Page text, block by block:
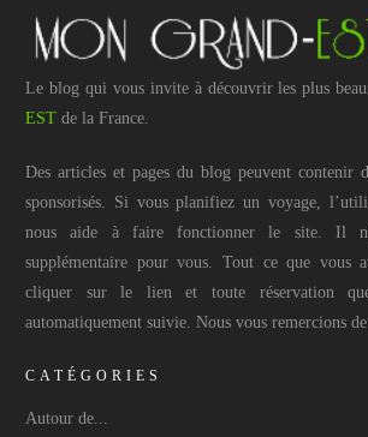
Le blog qui vous invite à découvrir les plus
EST de la France.
Des articles et pages du blog peuvent contenir
sponsorisés. Si vous planifiez un voyage,
nous aide à faire fonctionner le site. Il
supplémentaire pour vous. Tout ce que vous
cliquer sur le lien et toute réservation
automatiquement suivie. Nous vous remercions
CATÉGORIES
Autour de...